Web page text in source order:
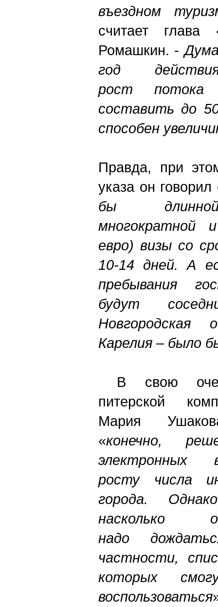
въездном
считает глава
Ромашкин. -
год
рост потока
составить до
способен
Правда, при
указа он
бы длинной
многократной
евро) визы со
10-14 дней. А
пребывания
будут
Карелия – было
В свою
питерской
Мария
«конечно,
росту числа
города.
насколько
надо
частности,
которых
воспользоваться